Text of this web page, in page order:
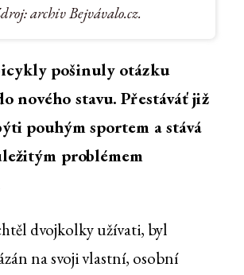
archiv Bejvávalo.cz.
pošinuly otázku
nového stavu. Přestáváť již
pouhým sportem a stává
problémem
dvojkolky užívati, byl
na svoji vlastní, osobní